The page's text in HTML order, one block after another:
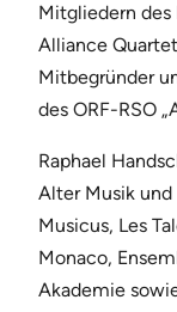
Mitgliedern des
Alliance
Mitbegründer
des ORF-RSO
Raphael
Alter Musik
Musicus, Les
Monaco,
Akademie